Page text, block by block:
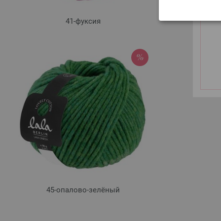
41-фуксия
45-опалово-зелёный